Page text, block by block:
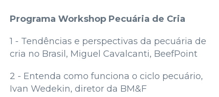
Programa Workshop Pecuária de Cria
1 - Tendências e perspectivas da pecuária de
cria no Brasil, Miguel Cavalcanti, BeefPoint
2 - Entenda como funciona o ciclo pecuário,
Ivan Wedekin, diretor da BM&F